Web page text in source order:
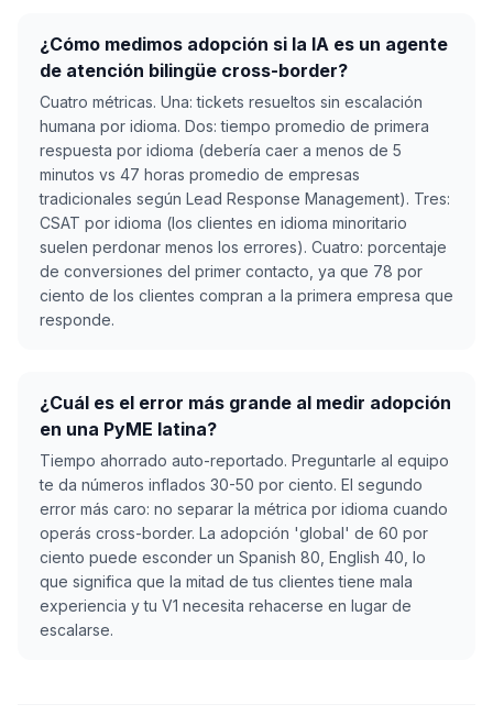
¿Cómo medimos adopción si la IA es un agente
de atención bilingüe cross-border?
Cuatro métricas. Una: tickets resueltos sin escalación
humana por idioma. Dos: tiempo promedio de primera
respuesta por idioma (debería caer a menos de 5
minutos vs 47 horas promedio de empresas
tradicionales según Lead Response Management). Tres:
CSAT por idioma (los clientes en idioma minoritario
suelen perdonar menos los errores). Cuatro: porcentaje
de conversiones del primer contacto, ya que 78 por
ciento de los clientes compran a la primera empresa que
responde.
¿Cuál es el error más grande al medir adopción
en una PyME latina?
Tiempo ahorrado auto-reportado. Preguntarle al equipo
te da números inflados 30-50 por ciento. El segundo
error más caro: no separar la métrica por idioma cuando
operás cross-border. La adopción 'global' de 60 por
ciento puede esconder un Spanish 80, English 40, lo
que significa que la mitad de tus clientes tiene mala
experiencia y tu V1 necesita rehacerse en lugar de
escalarse.